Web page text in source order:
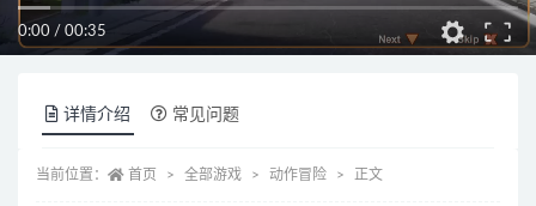
0:00 / 00:35
详情介绍 常见问题
当前位置： 首页 全部游戏 动作冒险 正文